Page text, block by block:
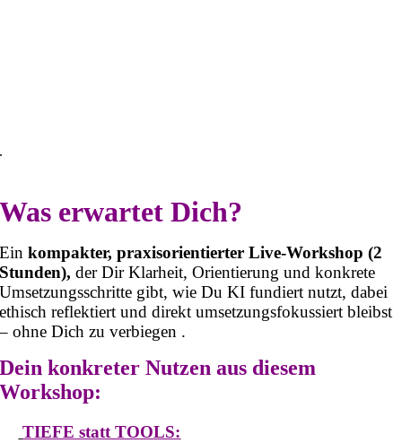
.
Was erwartet Dich?
Einkompakter, praxisorientierter Live-Workshop (2
Stunden), der Dir Klarheit, Orientierung und konkrete
Umsetzungsschritte gibt, wie Du KI fundiert nutzt, dabei
ethisch reflektiert und direkt umsetzungsfokussiert bleibst
– ohne Dich zu verbiegen .
Dein konkreter Nutzen aus diesem
Workshop:
TIEFE statt TOOLS: